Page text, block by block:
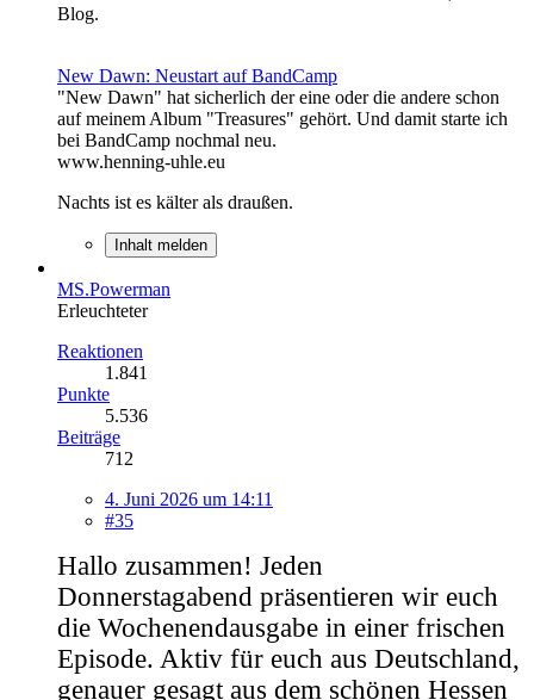
Blog.
New Dawn: Neustart auf BandCamp
"New Dawn" hat sicherlich der eine oder die andere schon
auf meinem Album "Treasures" gehört. Und damit starte ich
bei BandCamp nochmal neu.
www.henning-uhle.eu
Nachts ist es kälter als draußen.
Inhalt melden
MS.Powerman
Erleuchteter
Reaktionen
1.841
Punkte
5.536
Beiträge
712
4. Juni 2026 um 14:11
#35
Hallo zusammen! Jeden
Donnerstagabend präsentieren wir euch
die Wochenendausgabe in einer frischen
Episode. Aktiv für euch aus Deutschland,
genauer gesagt aus dem schönen Hessen